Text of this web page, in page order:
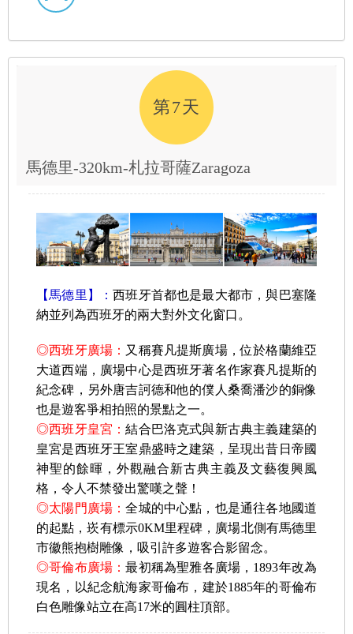
第7天
馬德里-320km-札拉哥薩Zaragoza
【馬德里】：西班牙首都也是最大都市，與巴塞隆
納並列為西班牙的兩大對外文化窗口。
◎西班牙廣場： 又稱賽凡提斯廣場，位於格蘭維亞
大道西端，廣場中心是西班牙著名作家賽凡提斯的
紀念碑，另外唐吉訶德和他的僕人桑喬潘沙的銅像
也是遊客爭相拍照的景點之一。
◎西班牙皇宮：結合巴洛克式與新古典主義建築的
皇宮是西班牙王室鼎盛時之建築，呈現出昔日帝國
神聖的餘暉，外觀融合新古典主義及文藝復興風
格，令人不禁發出驚嘆之聲！
◎太陽門廣場：全城的中心點，也是通往各地國道
的起點，崁有標示0KM里程碑，廣場北側有馬德里
市徽熊抱樹雕像，吸引許多遊客合影留念。
◎哥倫布廣場：最初稱為聖雅各廣場，1893年改為
現名，以紀念航海家哥倫布，建於1885年的哥倫布
白色雕像站立在高17米的圓柱頂部。